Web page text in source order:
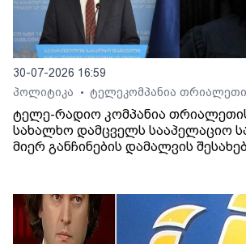
30-07-2026 16:59
პოლიტიკა
• ტელეკომპანია
ტელე-რადიო კომპანია
სახალხო დამცველს სააპელაციო
მიერ განჩინების დამალვის შესახებ